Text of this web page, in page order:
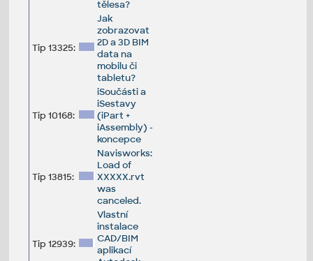
tělesa?
Tip 13325:
Jak
zobrazovat
2D a 3D BIM
data na
mobilu či
tabletu?
Tip 10168:
iSoučásti a
iSestavy
(iPart +
iAssembly) -
koncepce
Tip 13815:
Navisworks:
Load of
XXXXX.rvt
was
canceled.
Tip 12939:
Vlastní
instalace
CAD/BIM
aplikací